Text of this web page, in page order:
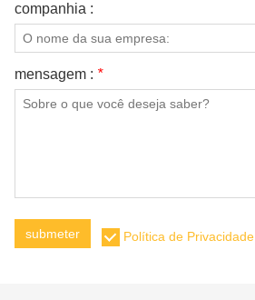
companhia :
mensagem : *
submeter Política de Privacidade